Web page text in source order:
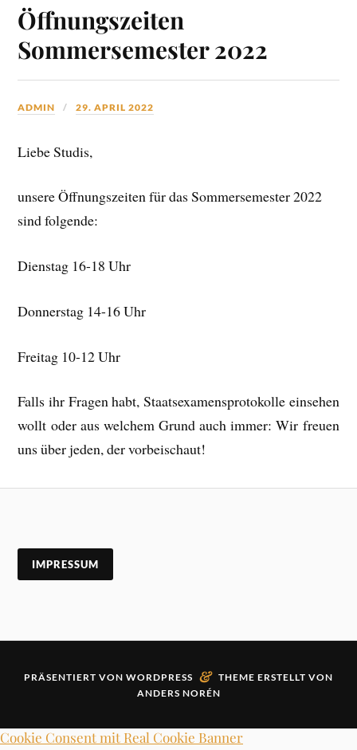
Öffnungszeiten
Sommersemester 2022
ADMIN 29. APRIL 2022
Liebe Studis,
unsere Öffnungszeiten für das Sommersemester 2022
sind folgende:
Dienstag 16-18 Uhr
Donnerstag 14-16 Uhr
Freitag 10-12 Uhr
Falls ihr Fragen habt, Staatsexamensprotokolle einsehen
wollt oder aus welchem Grund auch immer: Wir freuen
uns über jeden, der vorbeischaut!
IMPRESSUM
PRÄSENTIERT VON WORDPRESS & THEME ERSTELLT VON
ANDERS NORÉN
Cookie Consent mit Real Cookie Banner